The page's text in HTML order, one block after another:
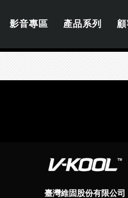
影音專區 產品系列
臺灣維固股份有限公司